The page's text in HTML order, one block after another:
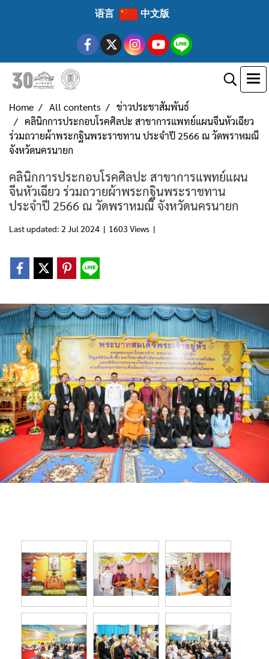
语言 中文版
Home All contents
ข่าวประชาสัมพันธ์
คลินิกการประกอบโรคศิลปะ สาขาการแพทย์แผนจีนหัวเฉียว
ร่วมถวายผ้าพระกฐินพระราชทาน ประจำปี 2566 ณ วัดพราหมณี
จังหวัดนครนายก
คลินิกการประกอบโรคศิลปะ สาขาการแพทย์แผน
จีนหัวเฉียว ร่วมถวายผ้าพระกฐินพระราชทาน
ประจำปี 2566 ณ วัดพราหมณี จังหวัดนครนายก
Last updated: 2 Jul 2024 | 1603 Views |